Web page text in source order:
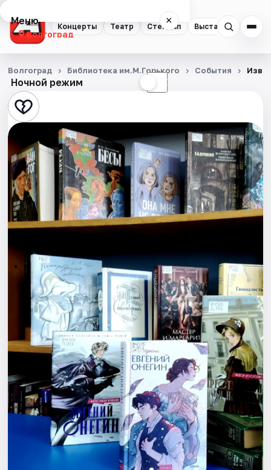
Концерты Театр Стендап Выставки
Меню ×
Волгоград
Концерты
Театр
Стендап
Выставки
Квесты
Экскурсии
Спорт
События
Города
Площадки
Артисты
Рейтинги
Ночной режим ☾
Волгоград Библиотека им.М.Горького События